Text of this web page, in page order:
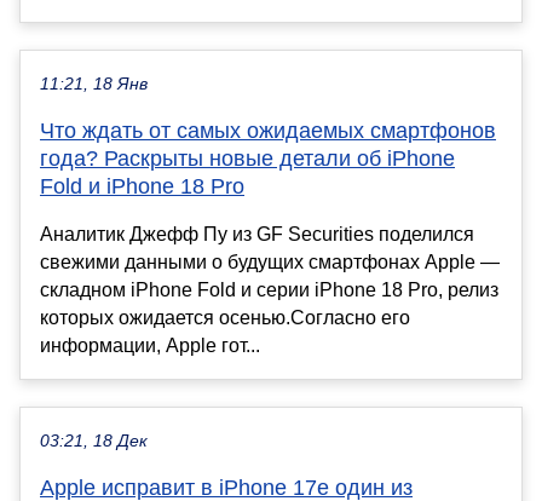
11:21, 18 Янв
Что ждать от самых ожидаемых смартфонов
года? Раскрыты новые детали об iPhone
Fold и iPhone 18 Pro
Аналитик Джефф Пу из GF Securities поделился
свежими данными о будущих смартфонах Apple —
складном iPhone Fold и серии iPhone 18 Pro, релиз
которых ожидается осенью.Согласно его
информации, Apple гот...
03:21, 18 Дек
Apple исправит в iPhone 17e один из